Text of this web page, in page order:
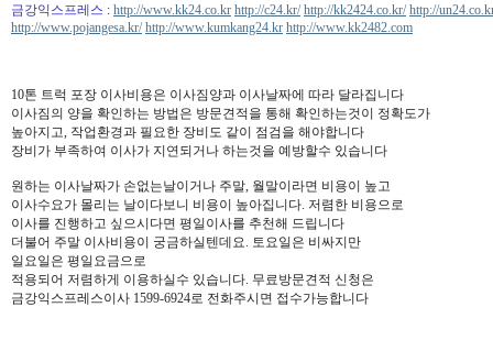
금강익스프레스 : http://www.kk24.co.kr http://c24.kr/ http://kk2424.co.kr/ http://
http://www.pojangesa.kr/ http://www.kumkang24.kr http://www.kk2482.com
10톤 트럭 포장 이사비용은 이사짐양과 이사날짜에 따라 달라집니다
이사짐의 양을 확인하는 방법은 방문견적을 통해 확인하는것이 정확도가
높아지고, 작업환경과 필요한 장비도 같이 점검을 해야합니다
장비가 부족하여 이사가 지연되거나 하는것을 예방할수 있습니다
원하는 이사날짜가 손없는날이거나 주말, 월말이라면 비용이 높고
이사수요가 몰리는 날이다보니 비용이 높아집니다. 저렴한 비용으로
이사를 진행하고 싶으시다면 평일이사를 추천해 드립니다
더불어 주말 이사비용이 궁금하실텐데요. 토요일은 비싸지만
일요일은 평일요금으로
적용되어 저렴하게 이용하실수 있습니다. 무료방문견적 신청은
금강익스프레스이사 1599-6924로 전화주시면 접수가능합니다